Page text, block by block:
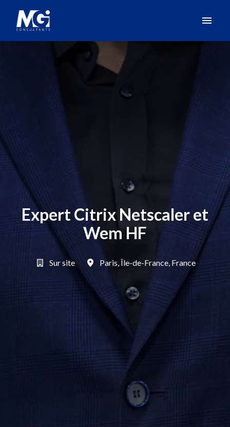
contenuPage d'accueil
Expert Citrix Netscaler et
Wem HF
Sur site Paris,Île-de-France, France